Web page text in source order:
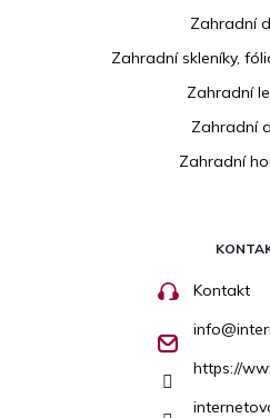
Zahradní
Zahradní skleníky,
Zahradní
Zahradní
Zahradní
Kontakt
info@
https://